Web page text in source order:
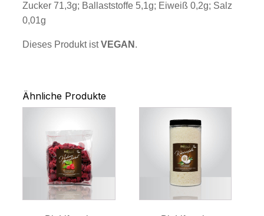
Zucker 71,3g; Ballaststoffe 5,1g; Eiweiß 0,2g; Salz
0,01g
Dieses Produkt istVEGAN .
Ähnliche Produkte